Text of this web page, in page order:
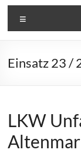
Einsatz 23 /
LKW